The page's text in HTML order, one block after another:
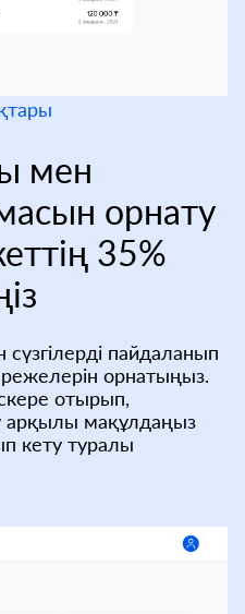
мен
орнату
35%
пайдаланып
орнатыңыз.
отырып,
арқылы мақұлдаңыз
кету туралы